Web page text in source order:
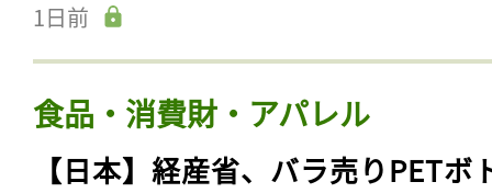
1日前
食品・消費財・アパレル
【日本】経産省、バラ売りPETボ